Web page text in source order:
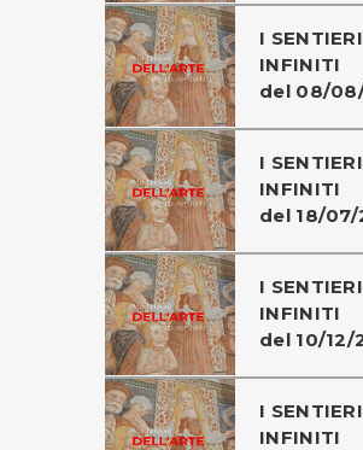
I
INFINITI
del 08/
I
INFINITI
del 18/07/
I
INFINITI
del 10/12/
I
INFINITI